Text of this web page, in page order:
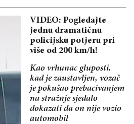
VIDEO: Pogledajte
jednu dramatičnu
policijsku potjeru pri
više od 200 km/h!
Kao vrhunac gluposti,
kad je zaustavljen, vozač
je pokušao prebacivanjem
na stražnje sjedalo
dokazati da on nije vozio
automobil